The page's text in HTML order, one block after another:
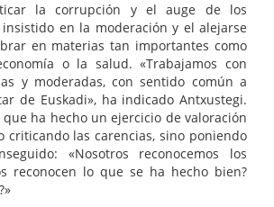
la corrupción y el auge de los
en la moderación y el alejarse
en materias tan importantes como
o la salud. «Trabajamos con
y moderadas, con sentido común a
de Euskadi», ha indicado Antxustegi.
ha hecho un ejercicio de valoración
criticando las carencias, sino poniendo
«Nosotros reconocemos los
reconocen lo que se ha hecho bien?